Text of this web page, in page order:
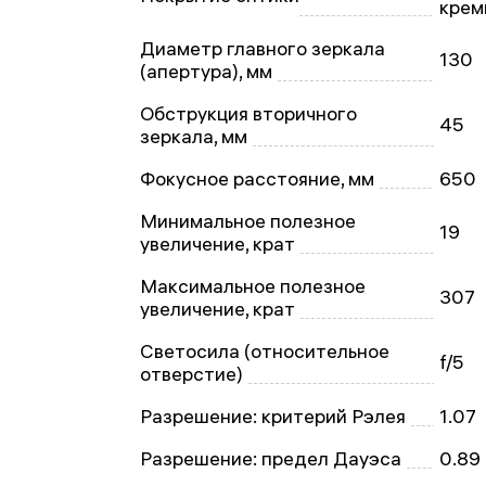
Диаметр главного зеркала
(апертура), мм
130
Обструкция вторичного
зеркала, мм
45
Фокусное расстояние, мм
650
Минимальное полезное
увеличение, крат
19
Максимальное полезное
увеличение, крат
307
Светосила (относительное
отверстие)
f/5
Разрешение: критерий Рэлея
1.07
Разрешение: предел Дауэса
0.89